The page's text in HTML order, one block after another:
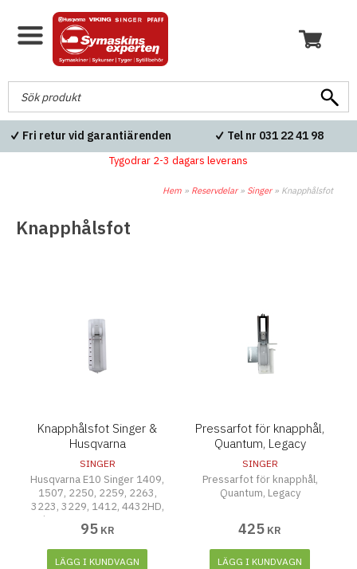
Fri retur vid garantiärenden Tel nr 031 22 41 98
Tygodrar 2-3 dagars leverans
Hem » Reservdelar» Singer» Knapphålsfot
Knapphålsfot
Knapphålsfot Singer &
Husqvarna
SINGER
Husqvarna E10 Singer 1409,
1507, 2250, 2259, 2263,
3223, 3229, 1412, 4432HD,
Singer 1409, 1507, 2250,
2259, 2263, 3223, 3229,
1412, 4432HD
95 KR
LÄGG I KUNDVAGN
Pressarfot för knapphål,
Quantum, Legacy
SINGER
Pressarfot för knapphål,
Quantum, Legacy
425 KR
LÄGG I KUNDVAGN